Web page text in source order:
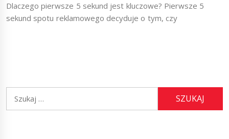
Dlaczego pierwsze 5 sekund jest kluczowe? Pierwsze 5
sekund spotu reklamowego decyduje o tym, czy